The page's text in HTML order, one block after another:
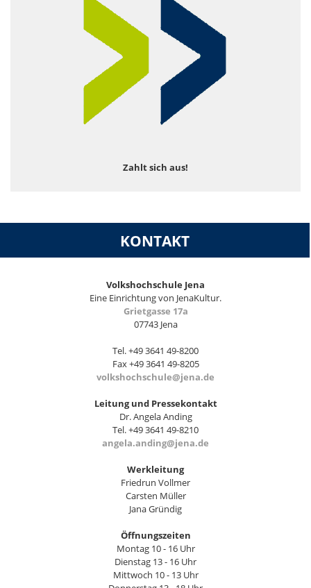
Zahlt sich aus!
KONTAKT
Volkshochschule Jena
Eine Einrichtung von JenaKultur.
Grietgasse 17a
07743 Jena
Tel. +49 3641 49-8200
Fax +49 3641 49-8205
volkshochschule@jena.de
Leitung und Pressekontakt
Dr. Angela Anding
Tel. +49 3641 49-8210
angela.anding@jena.de
Werkleitung
Friedrun Vollmer
Carsten Müller
Jana Gründig
Öffnungszeiten
Montag 10 - 16 Uhr
Dienstag 13 - 16 Uhr
Mittwoch 10 - 13 Uhr